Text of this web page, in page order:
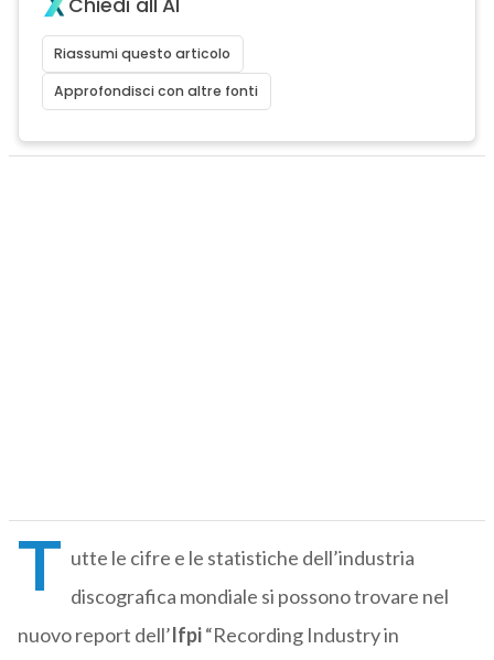
Chiedi all'AI
Riassumi questo articolo
Approfondisci con altre fonti
T utte le cifre e le statistiche dell’industria
discografica mondiale si possono trovare nel
nuovo report dell’Ifpi“Recording Industry in